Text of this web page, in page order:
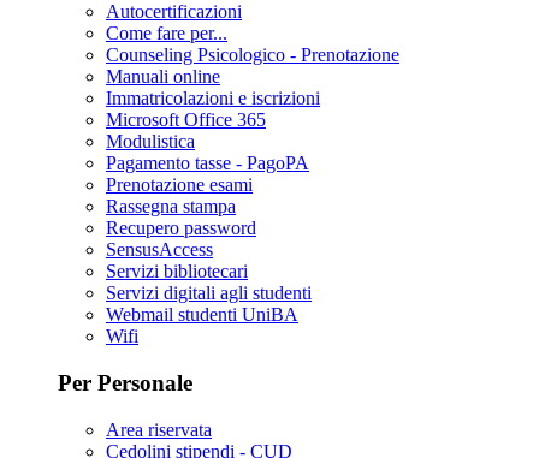
Autocertificazioni
Come fare per...
Counseling Psicologico - Prenotazione
Manuali online
Immatricolazioni e iscrizioni
Microsoft Office 365
Modulistica
Pagamento tasse - PagoPA
Prenotazione esami
Rassegna stampa
Recupero password
SensusAccess
Servizi bibliotecari
Servizi digitali agli studenti
Webmail studenti UniBA
Wifi
Per Personale
Area riservata
Cedolini stipendi - CUD